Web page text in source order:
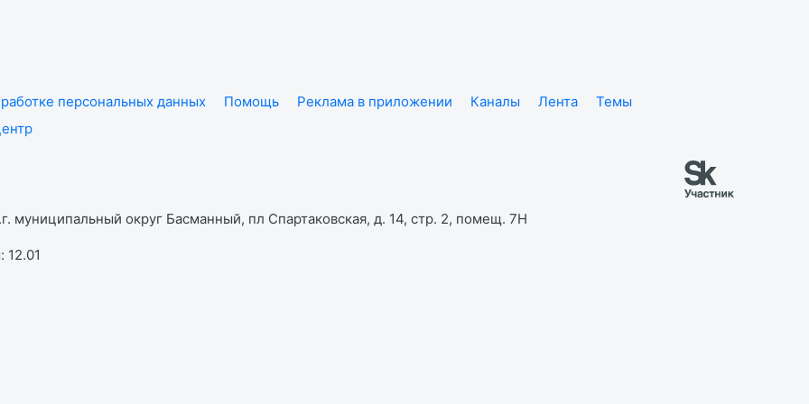
персональных данных Помощь Реклама в приложении Каналы Лента
Темы
муниципальный округ Басманный, пл Спартаковская, д. 14, стр. 2, помещ. 7Н
12.01